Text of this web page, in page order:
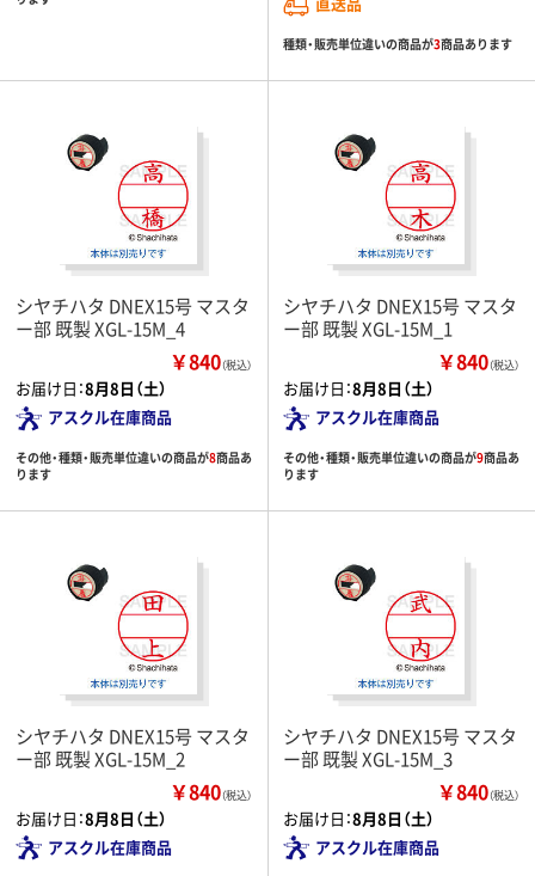
種類・販売単位違いの商品が3商品あります
シヤチハタ DNEX15号 マスタ
ー部 既製 XGL-15M_4
￥840（税込）
お届け日：8月8日（土）
アスクル在庫商品
その他・種類・販売単位違いの商品が8商品あ
ります
シヤチハタ DNEX15号 マスタ
ー部 既製 XGL-15M_1
￥840（税込）
お届け日：8月8日（土）
アスクル在庫商品
その他・種類・販売単位違いの商品が9商品あ
ります
シヤチハタ DNEX15号 マスタ
ー部 既製 XGL-15M_2
￥840（税込）
お届け日：8月8日（土）
アスクル在庫商品
シヤチハタ DNEX15号 マスタ
ー部 既製 XGL-15M_3
￥840（税込）
お届け日：8月8日（土）
アスクル在庫商品